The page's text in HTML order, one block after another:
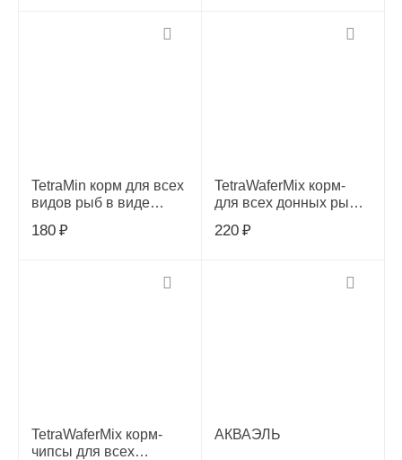
TetraMin корм для всех
видов рыб в виде
(sachet),766402
180 ₽
TetraWaferMix корм-
для всех донных рыб
220 ₽
TetraWaferMix корм-
чипсы для всех
АКВАЭЛЬ